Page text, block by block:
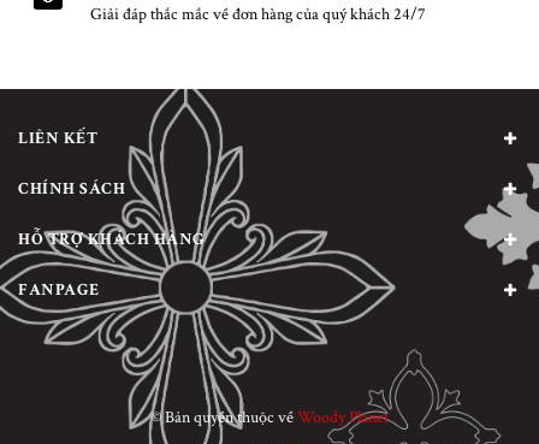
Giải đáp thắc mắc về đơn hàng của quý khách 24/7
LIÊN KẾT
CHÍNH SÁCH
HỖ TRỢ KHÁCH HÀNG
FANPAGE
© Bản quyền thuộc vềWoody Planet